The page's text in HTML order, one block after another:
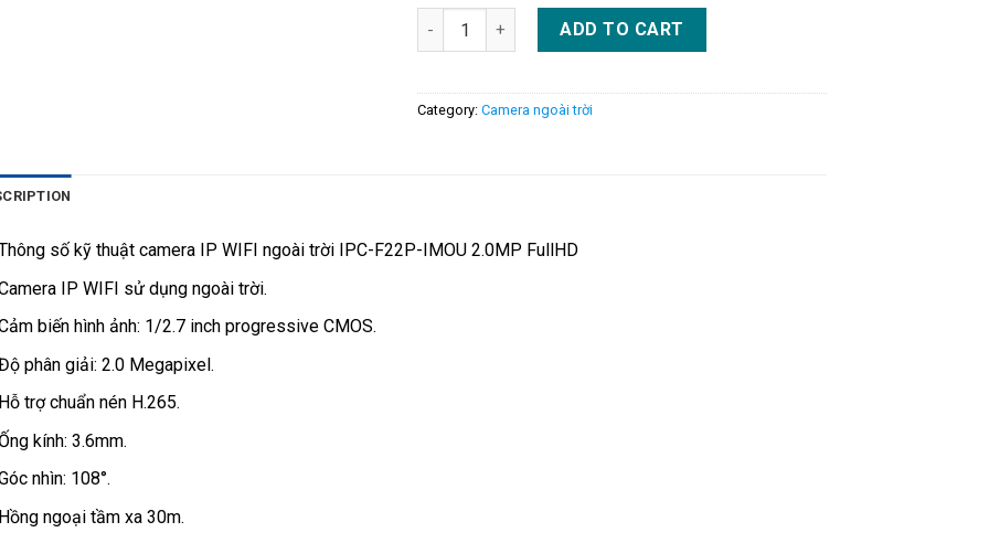
IPC-F22P-IMOU 2.0MP FullHD quantity
ADD TO CART
Category:Camera ngoài trời
số kỹ thuật camera IP WIFI ngoài trời IPC-F22P-IMOU 2.0MP FullHD
IP WIFI sử dụng ngoài trời.
biến hình ảnh: 1/2.7 inch progressive CMOS.
phân giải: 2.0 Megapixel.
trợ chuẩn nén H.265.
kính: 3.6mm.
nhìn: 108°.
ngoại tầm xa 30m.